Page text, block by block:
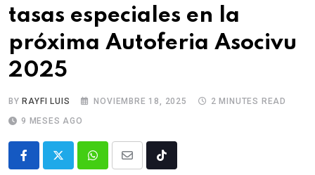
tasas especiales en la
próxima Autoferia Asocivu
2025
BYRAYFI LUIS NOVIEMBRE 18, 2025
2 MINUTES READ
9 MESES AGO